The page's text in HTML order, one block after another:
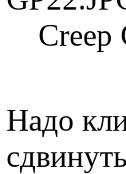
Creep
Надо